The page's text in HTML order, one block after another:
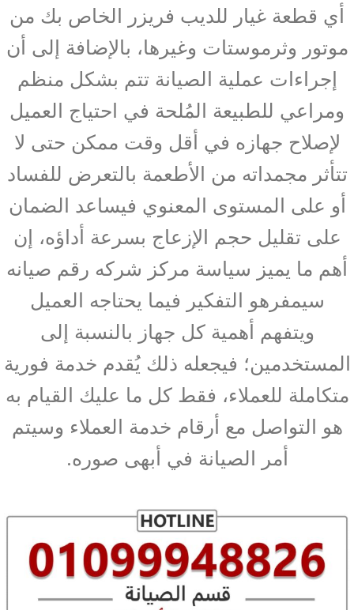
أي قطعة غيار للديب فريزر الخاص بك من
موتور وثرموستات وغيرها، بالإضافة إلى أن
إجراءات عملية الصيانة تتم بشكل منظم
ومراعي للطبيعة المُلحة في احتياج العميل
لإصلاح جهازه في أقل وقت ممكن حتى لا
تتأثر مجمداته من الأطعمة بالتعرض للفساد
أو على المستوى المعنوي فيساعد الضمان
على تقليل حجم الإزعاج بسرعة أداؤه، إن
أهم ما يميز سياسة مركز شركه رقم صيانه
سيمفرهو التفكير فيما يحتاجه العميل
ويتفهم أهمية كل جهاز بالنسبة إلى
المستخدمين؛ فيجعله ذلك يُقدم خدمة فورية
متكاملة للعملاء، فقط كل ما عليك القيام به
هو التواصل مع أرقام خدمة العملاء وسيتم
أمر الصيانة في أبهى صوره.